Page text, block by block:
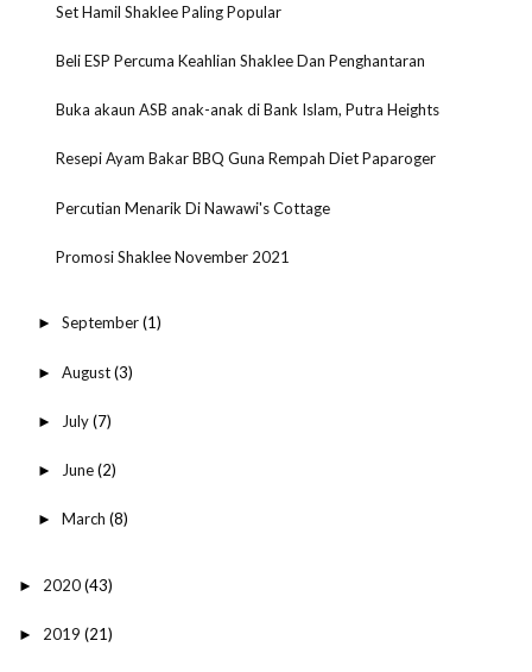
Set Hamil Shaklee Paling Popular
Beli ESP Percuma Keahlian Shaklee Dan Penghantaran
Buka akaun ASB anak-anak di Bank Islam, Putra Heights
Resepi Ayam Bakar BBQ Guna Rempah Diet Paparoger
Percutian Menarik Di Nawawi's Cottage
Promosi Shaklee November 2021
► September(1)
► August(3)
► July(7)
► June(2)
► March (8)
► 2020(43)
► 2019 (21)